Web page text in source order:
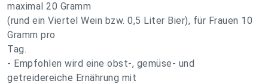
maximal 20 Gramm
(rund ein Viertel Wein bzw. 0,5 Liter Bier), für Frauen 10
Gramm pro
Tag.
- Empfohlen wird eine obst-, gemüse- und
getreidereiche Ernährung mit